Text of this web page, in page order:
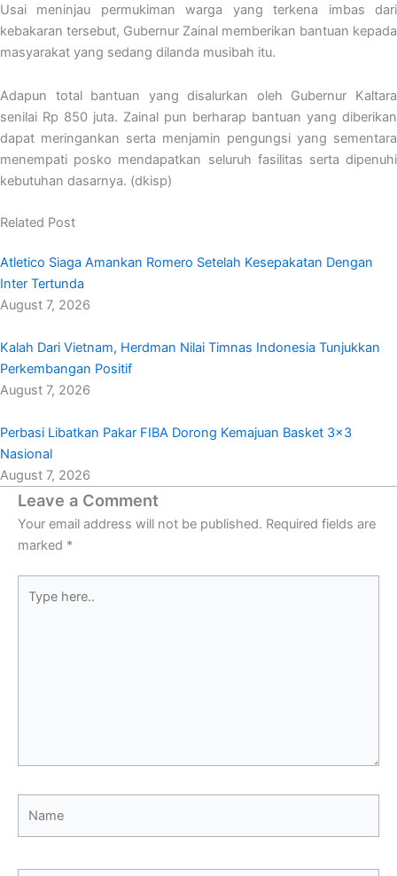
Usai meninjau permukiman warga yang terkena imbas dari
kebakaran tersebut, Gubernur Zainal memberikan bantuan kepada
masyarakat yang sedang dilanda musibah itu.
Adapun total bantuan yang disalurkan oleh Gubernur Kaltara
senilai Rp 850 juta. Zainal pun berharap bantuan yang diberikan
dapat meringankan serta menjamin pengungsi yang sementara
menempati posko mendapatkan seluruh fasilitas serta dipenuhi
kebutuhan dasarnya. (dkisp)
Related Post
Atletico Siaga Amankan Romero Setelah Kesepakatan Dengan
Inter Tertunda
August 7, 2026
Kalah Dari Vietnam, Herdman Nilai Timnas Indonesia Tunjukkan
Perkembangan Positif
August 7, 2026
Perbasi Libatkan Pakar FIBA Dorong Kemajuan Basket 3×3
Nasional
August 7, 2026
Leave a Comment
Your email address will not be published. Required fields are
marked *
here..